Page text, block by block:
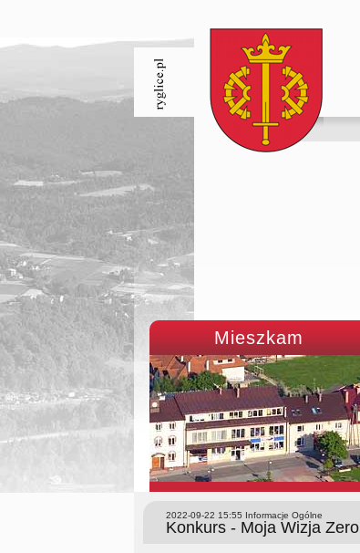
Mieszkam
2022-09-22 15:55 Informacje Ogólne
Konkurs - Moja Wizja Zero